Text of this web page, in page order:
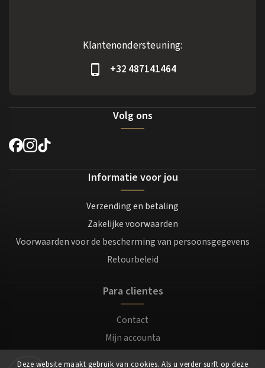
Deze website maakt gebruik van cookies. Als u verder surft op deze
Klantenondersteuning:
+32 487141464
Volg ons
Informatie voor jou
Verzending en betaling
Zakelijke voorwaarden
Voorwaarden voor de bescherming van persoonsgegevens
Retourbeleid
Para clientes
Contact
Mijn accounta